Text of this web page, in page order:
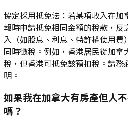
協定採用抵免法：若某項收入在加
報時申請抵免相同金額的稅款，反
入（如股息、利息、特許權使用
同時徵稅。例如，香港居民從加拿
稅，但香港可抵免該預扣稅。請務
明。
如果我在加拿大有房產但人
嗎？